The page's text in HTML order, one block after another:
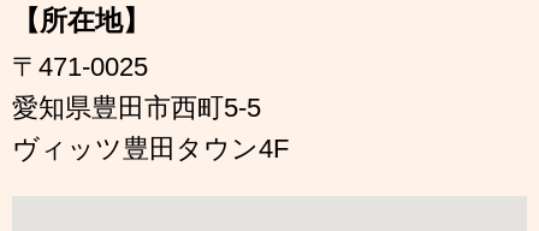
【所在地】
〒471-0025
愛知県豊田市西町5-5
ヴィッツ豊田タウン4F